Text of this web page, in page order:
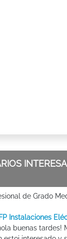
de Grado
Instalaciones
buenas tardes!